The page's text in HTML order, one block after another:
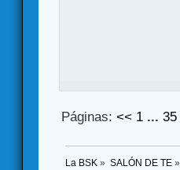
Páginas:<< 1 ...35
La BSK » SALÓN DE TE»